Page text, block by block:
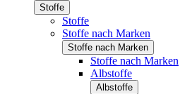
Stoffe
Stoffe
Stoffe nach Marken
Stoffe nach Marken
Stoffe nach Marken
Albstoffe
Albstoffe